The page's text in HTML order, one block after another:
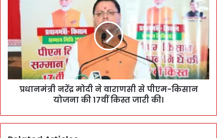
प्रधानमंत्री नरेंद्र मोदी ने वाराणसी से पीएम-किसान
योजना की 17वीं किस्त जारी की।